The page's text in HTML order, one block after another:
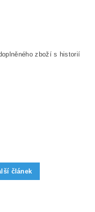
zboží s historií
článek